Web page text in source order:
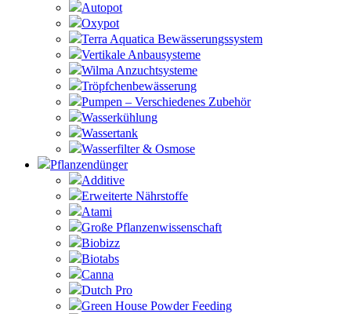
Autopot
Oxypot
Terra Aquatica Bewässerungssystem
Vertikale Anbausysteme
Wilma Anzuchtsysteme
Tröpfchenbewässerung
Pumpen – Verschiedenes Zubehör
Wasserkühlung
Wassertank
Wasserfilter & Osmose
Pflanzendünger
Additive
Erweiterte Nährstoffe
Atami
Große Pflanzenwissenschaft
Biobizz
Biotabs
Canna
Dutch Pro
Green House Powder Feeding